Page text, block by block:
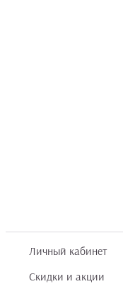
Личный кабинет
Скидки и акции